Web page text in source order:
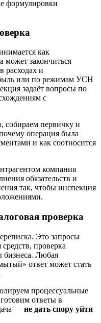
формулировки
как
может закончиться
расходах и
или по режимам УСН
задаёт вопросы по
с
первичку и
операция была
и как соотносится
компания
обязательств и
так, чтобы инспекция
проверка
Это запросы
проверка
бизнеса. Любая
ответ может стать
процессуальные
ответы в
— не дать спору уйти